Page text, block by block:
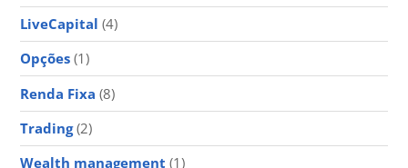
LiveCapital (4)
Opções (1)
Renda Fixa (8)
Trading(2)
Wealth management (1)